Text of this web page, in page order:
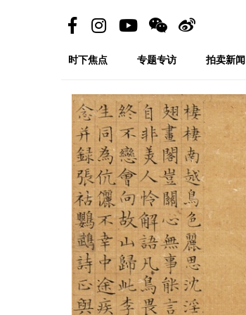
时下焦点 专题专访 拍卖新闻